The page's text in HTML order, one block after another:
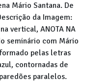
Mário Santana. De
da Imagem:
vertical, ANOTA NA
seminário com Mário
pelas letras
contornadas de
paralelos.